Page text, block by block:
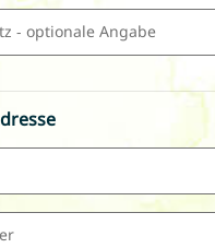
- optionale Angabe